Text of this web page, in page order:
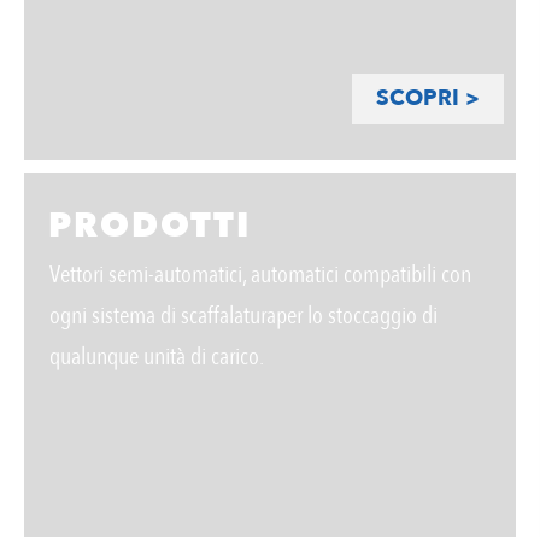
SCOPRI >
PRODOTTI
Vettori semi-automatici, automatici compatibili con
ogni sistema di scaffalaturaper lo stoccaggio di
qualunque unità di carico.